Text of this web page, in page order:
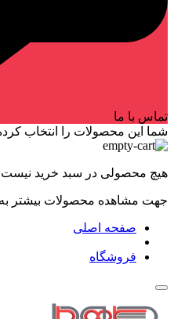
تماس با ما
شما این محصولات را انتخاب
هیچ محصولی در سبد خرید
جهت مشاهده محصولات بیشتر به
صفحه اصلی
فروشگاه